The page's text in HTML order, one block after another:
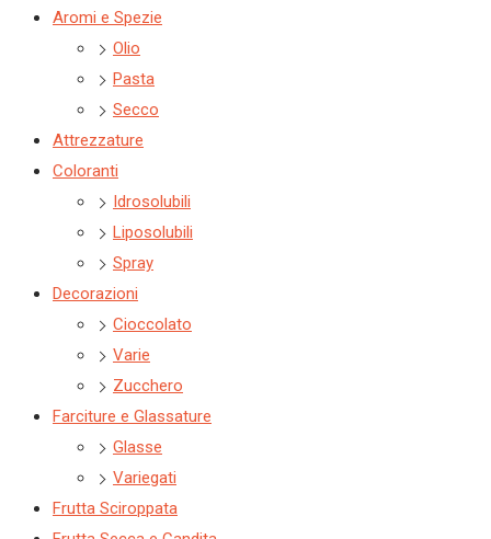
Aromi e Spezie
Olio
Pasta
Secco
Attrezzature
Coloranti
Idrosolubili
Liposolubili
Spray
Decorazioni
Cioccolato
Varie
Zucchero
Farciture e Glassature
Glasse
Variegati
Frutta Sciroppata